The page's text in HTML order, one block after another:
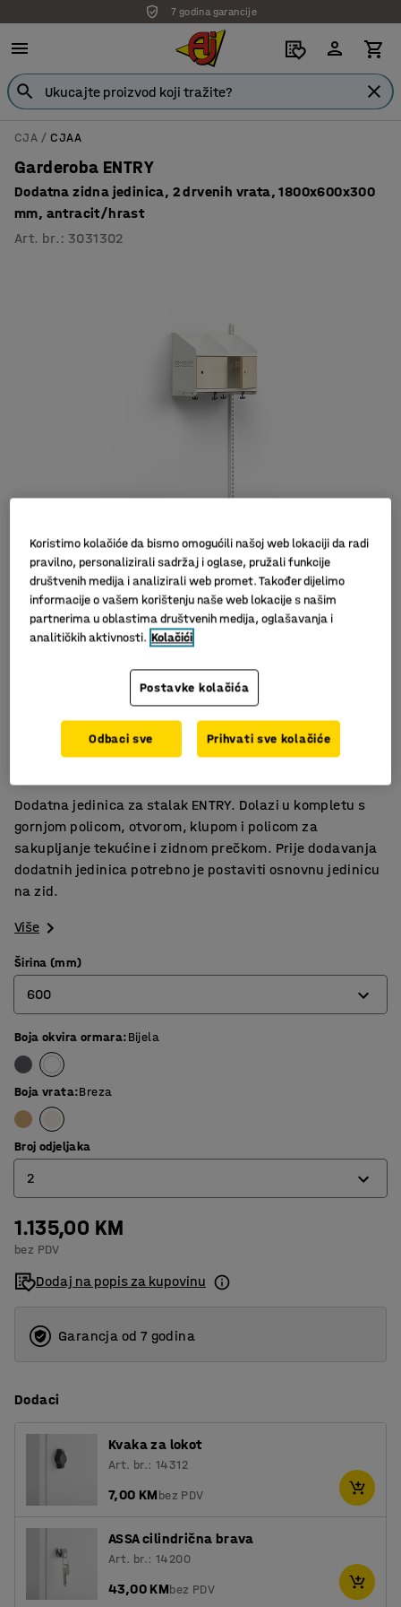
7 godina garancije
CJA CJAA
Garderoba ENTRY
Dodatna zidna jedinica, 2 drvenih vrata, 1800x600x300
mm, antracit/hrast
Art. br. : 3031302
Za spremanje obuće
Klupa olakšava skidanje obuće
Dodatna jedinica za stalak ENTRY. Dolazi u kompletu s
gornjom policom, otvorom, klupom i policom za
sakupljanje tekućine i zidnom prečkom. Prije dodavanja
dodatnih jedinica potrebno je postaviti osnovnu jedinicu
na zid.
Više
Širina (mm)
600
600
900
Boja okvira ormara:Bijela
Boja vrata:Breza
Broj odjeljaka
2
2
3
1.135,00 KM
bez PDV
Dodaj na popis za kupovinu
Garancja od 7 godina
Dodaci
Kvaka za lokot
Art. br.: 14312
7,00 KMbez PDV
ASSA cilindrična brava
Art. br.: 14200
43,00 KMbez PDV
Koristimo kolačiće da bismo omogućili našoj web lokaciji da radi
pravilno, personalizirali sadržaj i oglase, pružali funkcije
društvenih medija i analizirali web promet. Također dijelimo
informacije o vašem korištenju naše web lokacije s našim
partnerima u oblastima društvenih medija, oglašavanja i
analitičkih aktivnosti. Kolačići
Postavke kolačića
Odbaci sve Prihvati sve kolačiće